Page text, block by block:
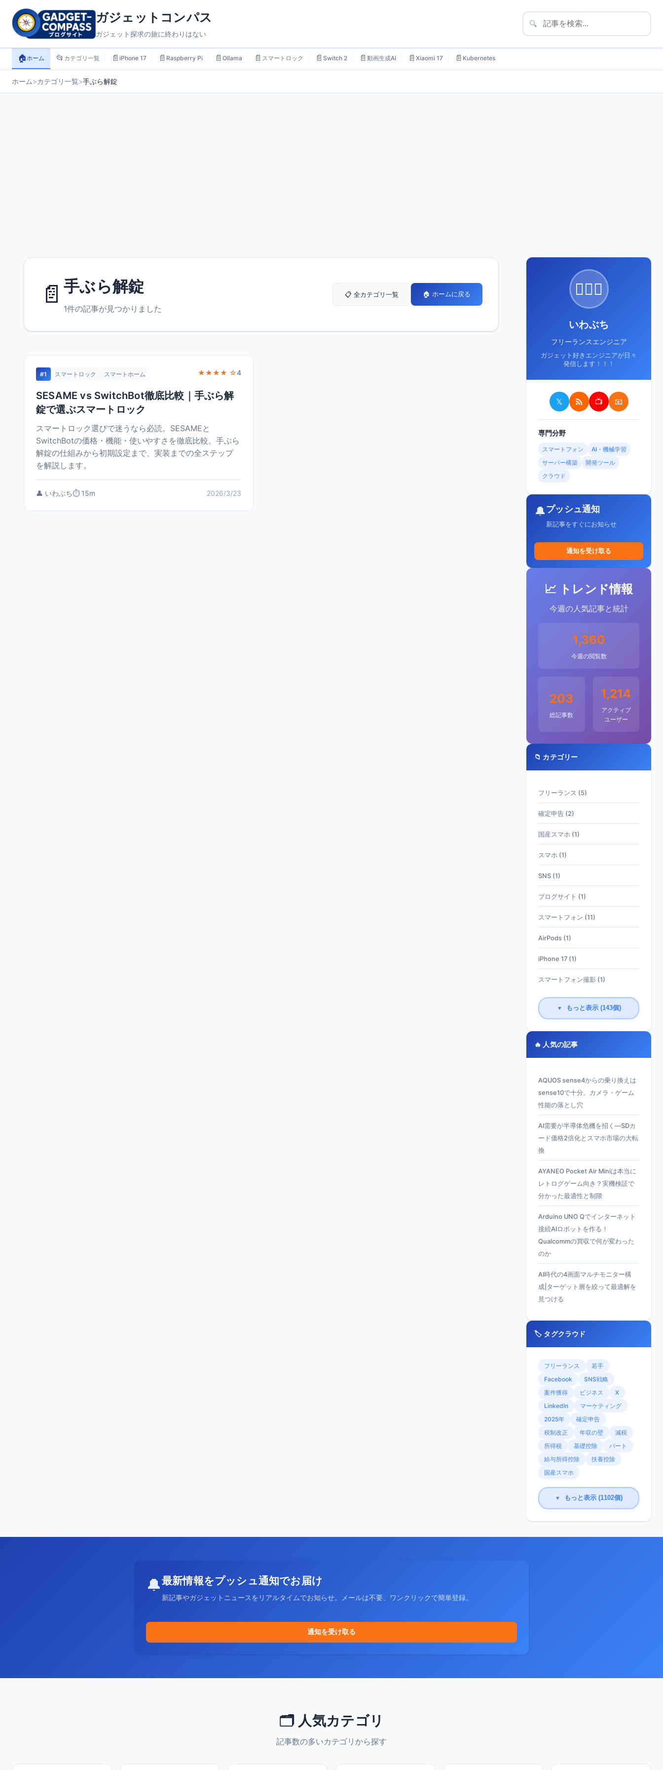
ガジェットコンパス
ガジェット探求の旅に終わりはない
🔍
🏠ホーム 📂 カテゴリ一覧 📄 iPhone 17 📄 Raspberry Pi 📄 Ollama 📄 スマートロック 📄 Switch 2 📄 動画生成AI 📄 Xiaomi 17 📄 Kubernetes
ホーム>カテゴリ一覧>手ぶら解錠
📄 手ぶら解錠
1件の記事が見つかりました
📋 全カテゴリ一覧 🏠 ホームに戻る
#1 スマートロック スマートホーム ★★★★ ☆4
SESAME vs SwitchBot徹底比較｜手ぶら解
錠で選ぶスマートロック
スマートロック選びで迷うなら必読。SESAMEと
SwitchBotの価格・機能・使いやすさを徹底比較。手ぶら
解錠の仕組みから初期設定まで、実装までの全ステップ
を解説します。
👤 いわぶち⏱️ 15m 2026/3/23
🙋🏻‍♂️
いわぶち
フリーランスエンジニア
ガジェット好きエンジニアが日々
発信します！！！
𝕏 📺 📧
専門分野
スマートフォン
AI・機械学習
サーバー構築
開発ツール
クラウド
🔔プッシュ通知
新記事をすぐにお知らせ
通知を受け取る
📈 トレンド情報
今週の人気記事と統計
1,360
今週の閲覧数
203
総記事数
1,214
アクティブ
ユーザー
📁 カテゴリー
フリーランス (5)
確定申告 (2)
国産スマホ (1)
スマホ (1)
SNS (1)
ブログサイト (1)
スマートフォン (11)
AirPods (1)
iPhone 17 (1)
スマートフォン撮影 (1)
▼ もっと表示 (143個)
🔥 人気の記事
AQUOS sense4からの乗り換えは
sense10で十分。カメラ・ゲーム
性能の落とし穴
AI需要が半導体危機を招く—SDカ
ード価格2倍化とスマホ市場の大転
換
AYANEO Pocket Air Miniは本当に
レトログゲーム向き？実機検証で
分かった最適性と制限
Arduino UNO Qでインターネット
接続AIロボットを作る！
Qualcommの買収で何が変わった
のか
AI時代の4画面マルチモニター構
成|ターゲット層を絞って最適解を
見つける
🏷️ タグクラウド
フリーランス
若手
Facebook
SNS戦略
案件獲得
ビジネス
X
LinkedIn
マーケティング
2025年
確定申告
税制改正
年収の壁
減税
所得税
基礎控除
パート
給与所得控除
扶養控除
国産スマホ
▼ もっと表示 (1102個)
🔔最新情報をプッシュ通知でお届け
新記事やガジェットニュースをリアルタイムでお知らせ。メールは不要、ワンクリックで簡単登録。
通知を受け取る
🗂️ 人気カテゴリ
記事数の多いカテゴリから探す